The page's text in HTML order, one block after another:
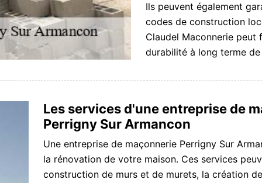
Ils peuvent également
codes de construction
Claudel Maconnerie
durabilité à long terme
Les services d'une entreprise de
Perrigny Sur Armancon
Une entreprise de maçonnerie Perrigny Sur
la rénovation de votre maison. Ces services
construction de murs et de murets, la création